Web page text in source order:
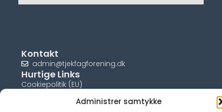
Administrer samtykke
Kontakt
admin@tjekfagforening.dk
Hurtige Links
Cookiepolitik (EU)